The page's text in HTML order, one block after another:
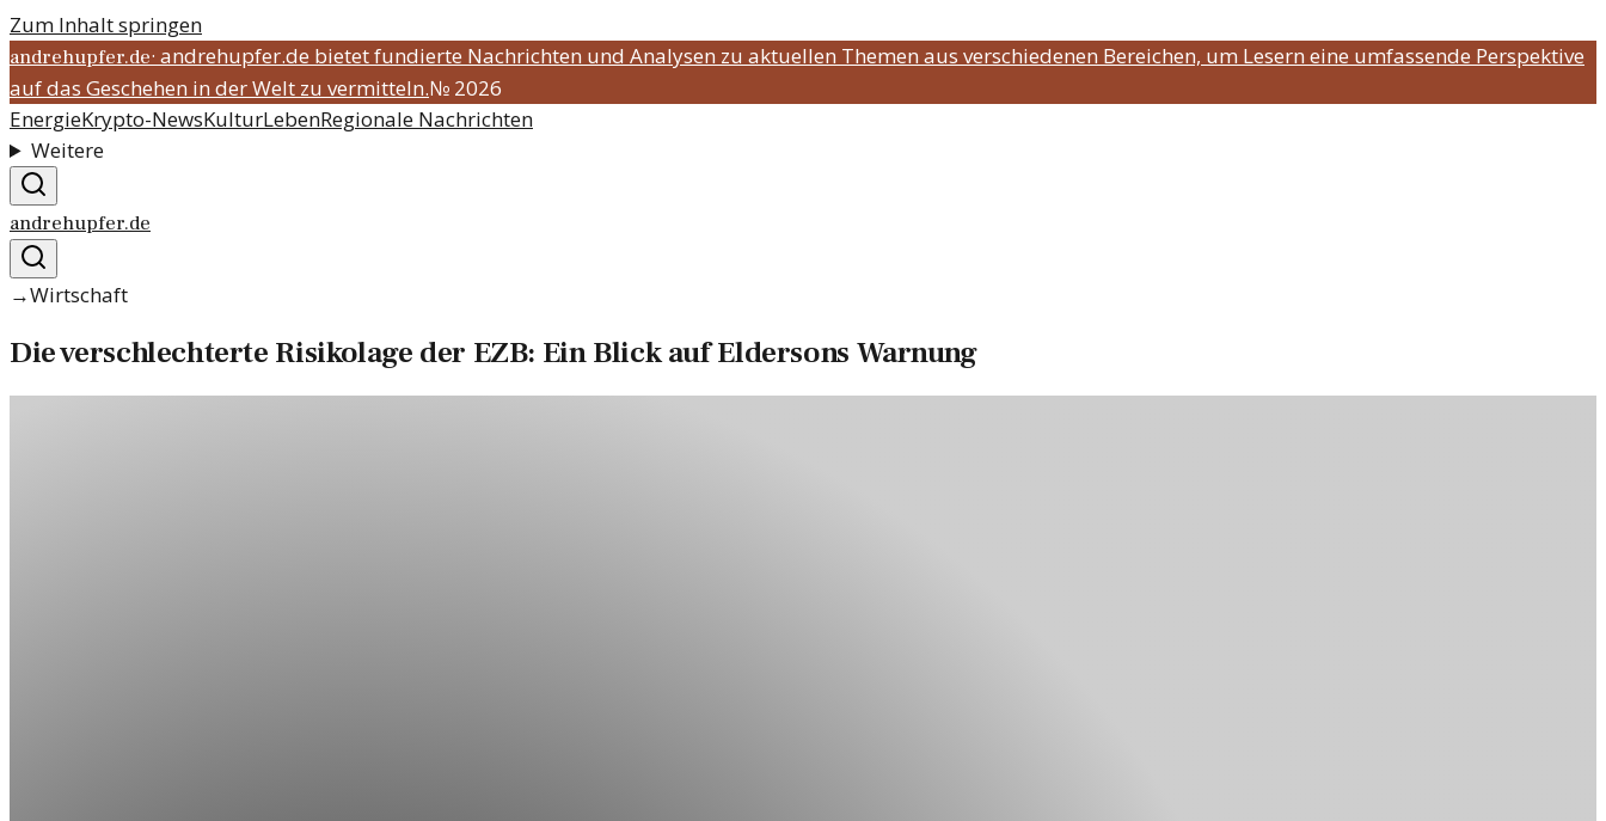
Zum Inhalt springen
andrehupfer.de· andrehupfer.de bietet fundierte Nachrichten und Analysen zu aktuellen Themen aus verschiedenen Bereichen, um Lesern eine umfassende Perspektive
auf das Geschehen in der Welt zu vermitteln.№ 2026
EnergieKrypto-NewsKulturLebenRegionale Nachrichten
Weitere
andrehupfer.de
→Wirtschaft
Die verschlechterte Risikolage der EZB: Ein Blick auf Eldersons Warnung